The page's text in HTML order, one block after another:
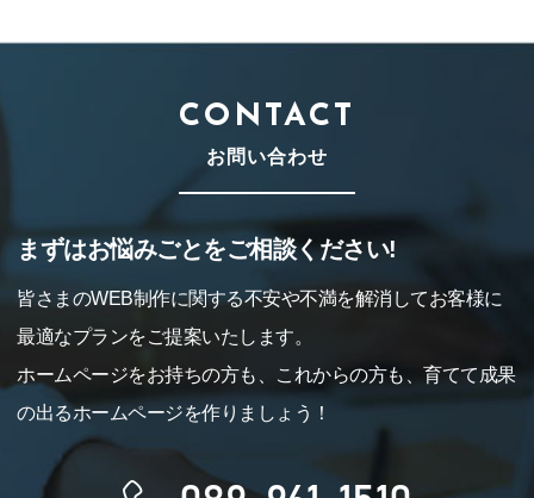
CONTACT
お問い合わせ
まずはお悩みごとをご相談ください!
皆さまのWEB制作に関する不安や不満を解消してお客様に
最適なプランをご提案いたします。
ホームページをお持ちの方も、これからの方も、育てて成果
の出るホームページを作りましょう！